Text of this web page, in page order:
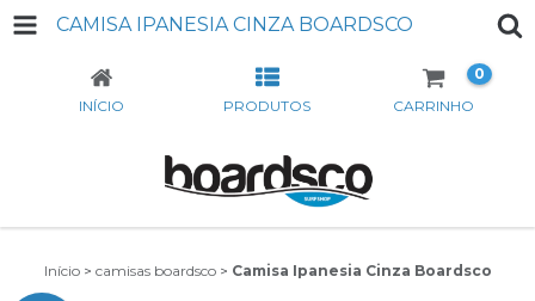
CAMISA IPANESIA CINZA BOARDSCO
INÍCIO PRODUTOS CARRINHO
0
Início > camisas boardsco > Camisa Ipanesia Cinza Boardsco